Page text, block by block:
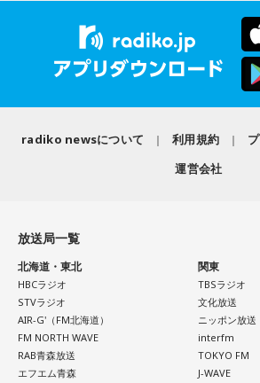
乾電池は「内に秘めたエネルギー」を暗
たは追い詰められると、理屈より先に、
さに動く本能タイプ。ある意味では、い
もしれません。勢いが吉と出ることも多
いて考える癖もつけてみて。
4．懐中電灯……本性は「冷静な神様!?」
懐中電灯は「今後の見通し」を暗示して
こともあるので、時には素直になってみ
＊
天使も悪魔も、どちらもあなたの一部。
っておくことが、いざという時の本当の
れません。
シーズン、ヤクルトの監督を務め、前年
一、球団初のリーグ連覇を成し遂げた。
クルト×DeNA」に『ニッポン放送ショ
スペシャルゲスト解説として登場する。
みの髙津だが、『ニッポン放送ショウア
説を務めるのは2013年以来、13年ぶりと
ペナントレースも終盤に差し掛かり、古
て勝負の夏となる神宮球場の一戦での髙
に注目が集まる。
radiko newsについて 利用規約
運営会社
放送局一覧
北海道・東北
HBCラジオ
STVラジオ
AIR-G'（FM北海道）
FM NORTH WAVE
RAB青森放送
エフエム青森
関東
TBSラジオ
文化放送
ニッポン放送
interfm
TOKYO FM
J-WAVE